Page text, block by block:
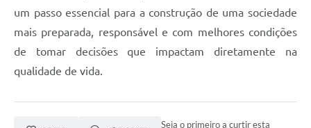
um passo essencial para a construção de uma sociedade
mais preparada, responsável e com melhores condições
de tomar decisões que impactam diretamente na
qualidade de vida.
Seja o primeiro a curtir esta